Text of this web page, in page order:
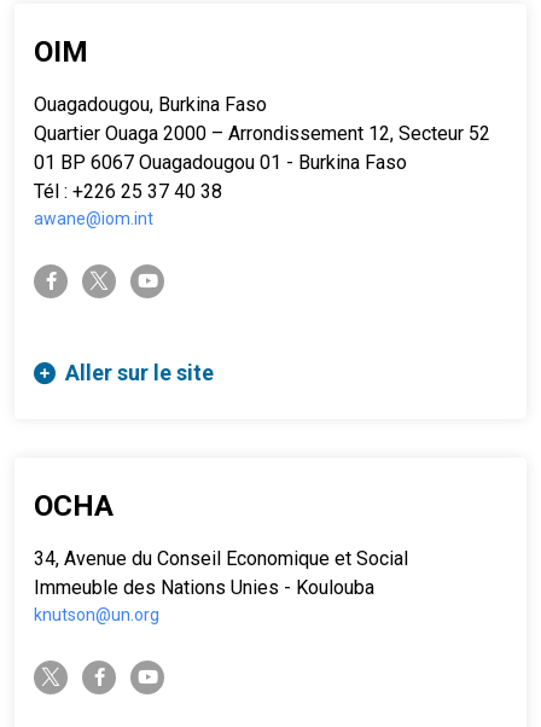
OIM
Ouagadougou, Burkina Faso
Quartier Ouaga 2000 – Arrondissement 12, Secteur 52
01 BP 6067 Ouagadougou 01 - Burkina Faso
Tél : +226 25 37 40 38
awane@iom.int
facebook-ftwitter-xyoutube
Aller sur le site
OCHA
34, Avenue du Conseil Economique et Social
Immeuble des Nations Unies - Koulouba
knutson@un.org
twitter-x facebook-fyoutube